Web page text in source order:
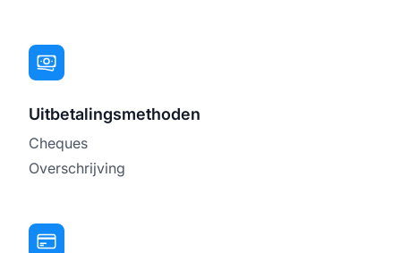
Uitbetalingsmethoden
Cheques
Overschrijving